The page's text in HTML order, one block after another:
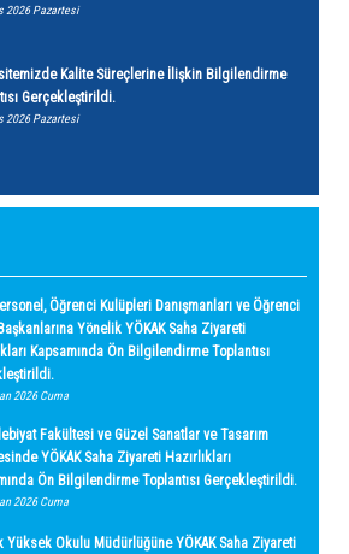
2026 Pazartesi
Kalite Süreçlerine İlişkin Bilgilendirme
Gerçekleştirildi.
2026 Pazartesi
Öğrenci Kulüpleri Danışmanları ve Öğrenci
Yönelik YÖKAK Saha Ziyareti
Kapsamında Ön Bilgilendirme Toplantısı
2026 Cuma
Fakültesi ve Güzel Sanatlar ve Tasarım
YÖKAK Saha Ziyareti Hazırlıkları
Ön Bilgilendirme Toplantısı Gerçekleştirildi.
2026 Cuma
Yüksek Okulu Müdürlüğüne YÖKAK Saha Ziyareti